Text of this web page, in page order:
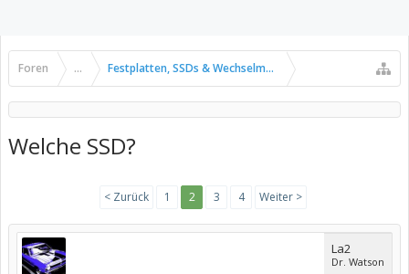
Foren ... Festplatten, SSDs & Wechselmedien
Welche SSD?
< Zurück 1 2 3 4 Weiter >
La2
Dr. Watson